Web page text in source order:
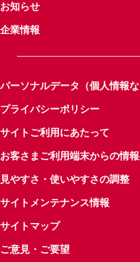
お知らせ
企業情報
パーソナルデータ（個人情報
プライバシーポリシー
サイトご利用にあたって
お客さまご利用端末からの情
見やすさ・使いやすさの調整
サイトメンテナンス情報
サイトマップ
ご意見・ご要望